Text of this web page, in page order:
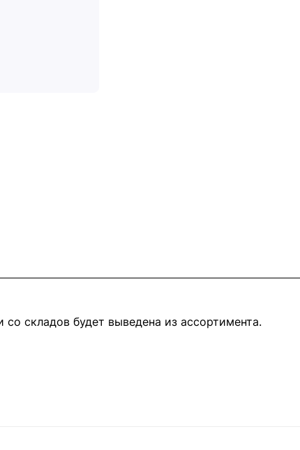
складов будет выведена из ассортимента.